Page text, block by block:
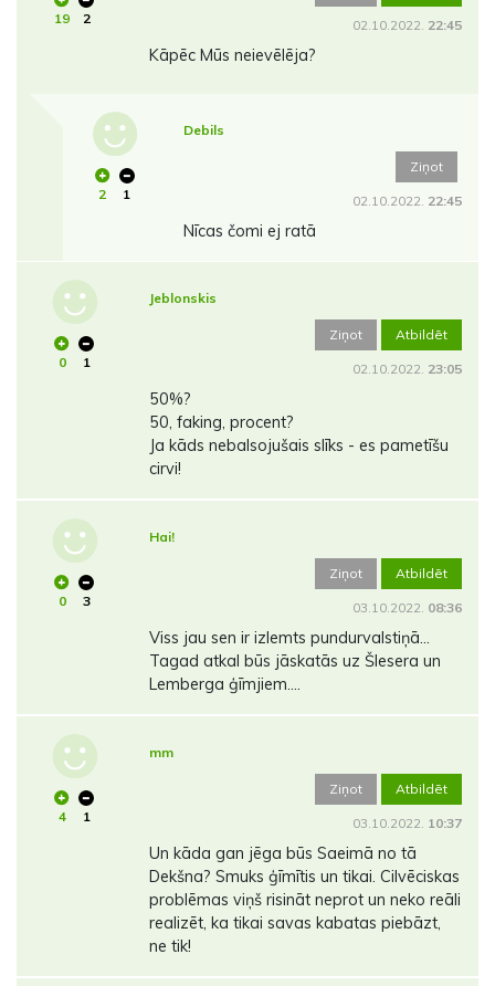
19 2 02.10.2022. 22:45
Kāpēc Mūs neievēlēja?
2 1
Debils
Ziņot
02.10.2022. 22:45
Nīcas čomi ej ratā
0 1
Jeblonskis
Ziņot Atbildēt
02.10.2022. 23:05
50%?
50, faking, procent?
Ja kāds nebalsojušais slīks - es pametīšu
cirvi!
0 3
Hai!
Ziņot Atbildēt
03.10.2022. 08:36
Viss jau sen ir izlemts pundurvalstiņā…
Tagad atkal būs jāskatās uz Šlesera un
Lemberga ģīmjiem….
4 1
mm
Ziņot Atbildēt
03.10.2022. 10:37
Un kāda gan jēga būs Saeimā no tā
Dekšna? Smuks ģīmītis un tikai. Cilvēciskas
problēmas viņš risināt neprot un neko reāli
realizēt, ka tikai savas kabatas piebāzt,
ne tik!